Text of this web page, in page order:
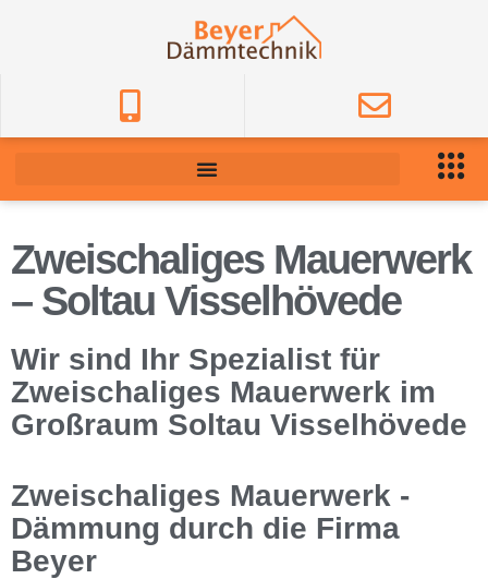
Zweischaliges Mauerwerk
– Soltau Visselhövede
Wir sind Ihr Spezialist für
Zweischaliges Mauerwerk im
Großraum Soltau Visselhövede
Zweischaliges Mauerwerk -
Dämmung durch die Firma
Beyer